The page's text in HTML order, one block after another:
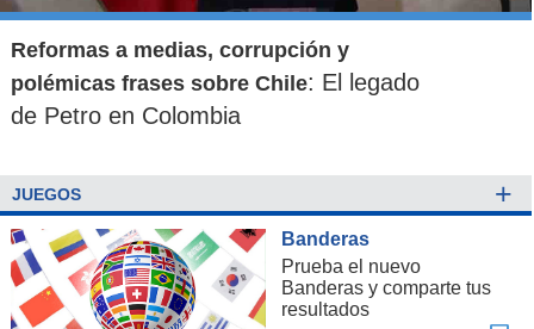
Reformas a medias, corrupción y
polémicas frases sobre Chile: El legado
de Petro en Colombia
JUEGOS +
Banderas
Prueba el nuevo
Banderas y comparte tus
resultados